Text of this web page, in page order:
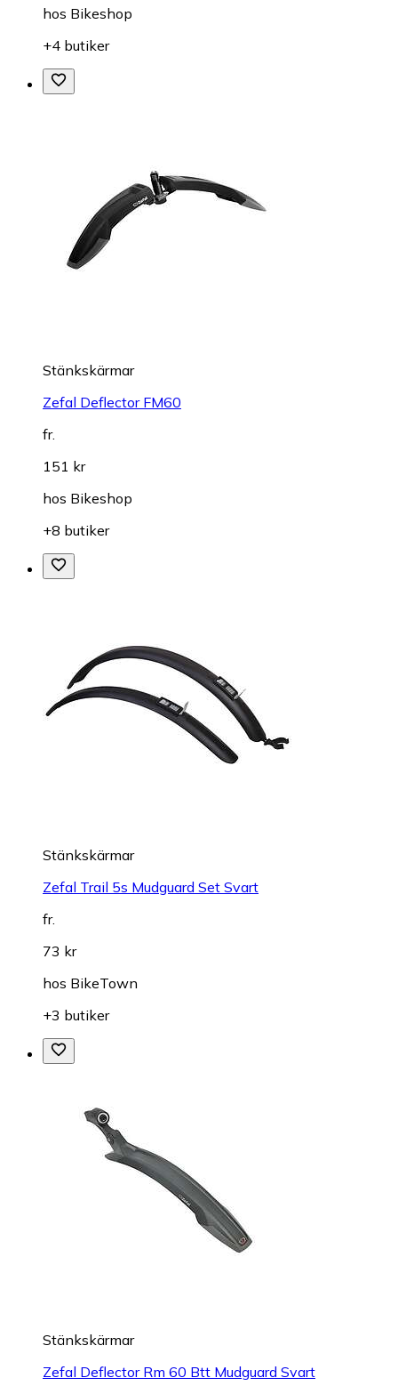
hos Bikeshop
+4 butiker
Stänkskärmar
Zefal Deflector FM60
fr.
151 kr
hos Bikeshop
+8 butiker
Stänkskärmar
Zefal Trail 5s Mudguard Set Svart
fr.
73 kr
hos BikeTown
+3 butiker
Stänkskärmar
Zefal Deflector Rm 60 Btt Mudguard Svart